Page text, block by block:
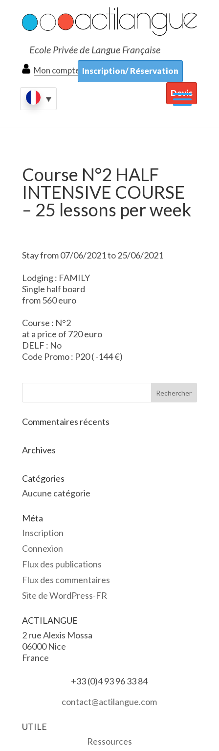
Ecole Privée de Langue Française
Mon compte Inscription/ Réservation
Devis
Course N°2 HALF
INTENSIVE COURSE
– 25 lessons per week
Stay from 07/06/2021 to 25/06/2021
Lodging : FAMILY
Single half board
from 560 euro
Course : N°2
at a price of 720 euro
DELF : No
Code Promo : P20 ( -144 €)
Commentaires récents
Archives
Catégories
Aucune catégorie
Méta
Inscription
Connexion
Flux des publications
Flux des commentaires
Site de WordPress-FR
ACTILANGUE
2 rue Alexis Mossa
06000 Nice
France
+33 (0)4 93 96 33 84
contact@actilangue.com
UTILE
Ressources